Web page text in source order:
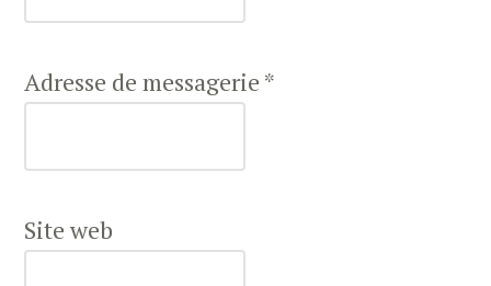
Adresse de messagerie *
Site web